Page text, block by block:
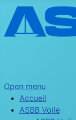
Open menu
Accueil
ASBB Voile